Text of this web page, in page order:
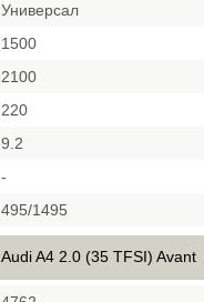
Универсал
1500
2100
220
9.2
-
495/1495
Audi A4 2.0 (35 TFSI) Avant